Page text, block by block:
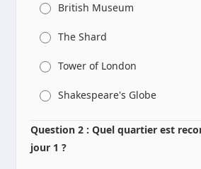
British Museum
The Shard
Tower of London
Shakespeare's Globe
Question 2 : Quel quartier est
jour 1 ?